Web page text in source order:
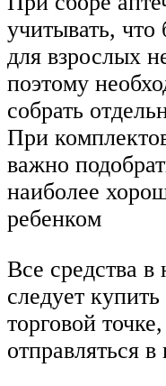
учитывать, что
для взрослых
поэтому
собрать
При
важно
наиболее
ребенком
Все средства
следует
торговой
отправляться в